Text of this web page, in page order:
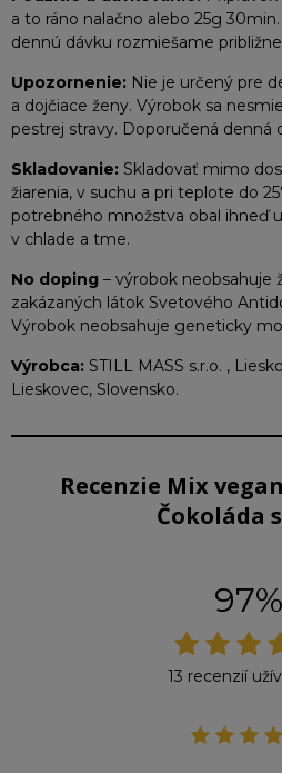
a to ráno nalačno alebo 25g
dennú dávku rozmiešame
Upozornenie: Nie je určený pre
a dojčiace ženy. Výrobok sa
pestrej stravy. Doporučená denná
Skladovanie: Skladovať mimo
žiarenia, v suchu a pri teplote do
potrebného množstva obal ihneď
v chlade a tme.
No doping – výrobok neobsahuje
zakázaných látok Svetového
Výrobok neobsahuje geneticky
Výrobca: STILL MASS s.r.o. ,
Lieskovec, Slovensko.
Recenzie Mix
Čokoláda
97%
13 recenzií